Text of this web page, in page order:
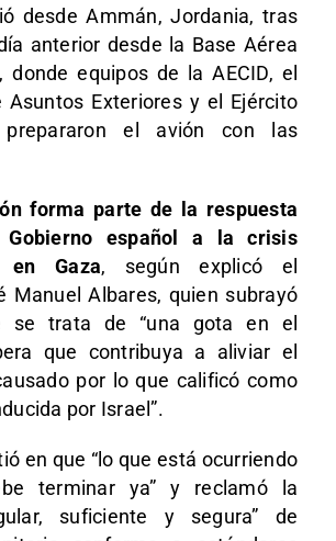
desde Ammán, Jordania, tras
anterior desde la Base Aérea
donde equipos de la AECID, el
Asuntos Exteriores y el Ejército
el avión con las
forma parte de la respuesta
Gobierno español a la crisis
en Gaza, según explicó el
Manuel Albares, quien subrayó
se trata de “una gota en el
que contribuya a aliviar el
por lo que calificó como
por Israel”.
en que “lo que está ocurriendo
terminar ya” y reclamó la
suficiente y segura” de